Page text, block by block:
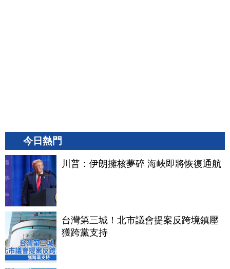
今日熱門
川普：伊朗擁核夢碎 海峽即將恢復通航
台灣第三城！北市議會提案反跨境鎮壓
獲跨黨支持